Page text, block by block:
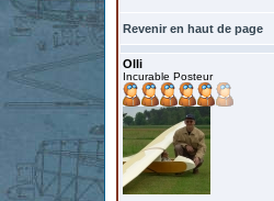
Revenir en haut de page
Olli
Incurable Posteur